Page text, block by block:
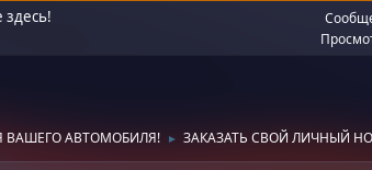
здесь!
ВАШЕГО АВТОМОБИЛЯ! ► ЗАКАЗАТЬ СВОЙ ЛИЧНЫЙ